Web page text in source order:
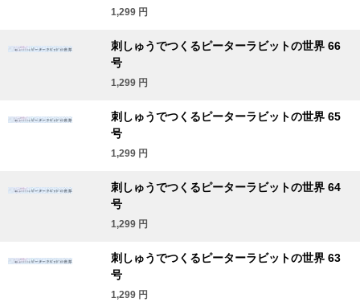
1,299 円
刺しゅうでつくるピーターラビットの世界 66
号
1,299 円
刺しゅうでつくるピーターラビットの世界 65
号
1,299 円
刺しゅうでつくるピーターラビットの世界 64
号
1,299 円
刺しゅうでつくるピーターラビットの世界 63
号
1,299 円